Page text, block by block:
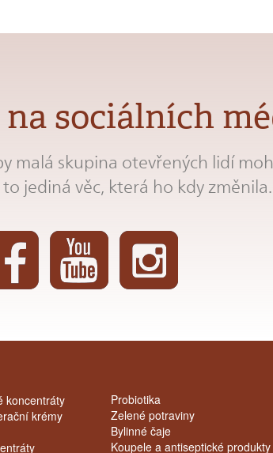
na sociálních
malá skupina otevřených lidí
jediná věc, která ho kdy změnila.
koncentráty
krémy
Probiotika
Zelené potraviny
Bylinné čaje
Koupele a antiseptické produkty